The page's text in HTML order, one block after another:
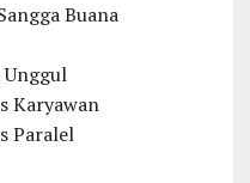
Buana
Unggul
Karyawan
Paralel